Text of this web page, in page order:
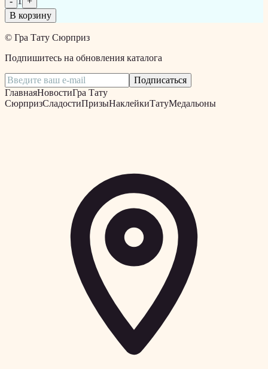
В корзину
© Гра Тату Сюрприз
Подпишитесь на обновления каталога
Подписаться
ГлавнаяНовостиГра Тату
СюрпризСладостиПризыНаклейкиТатуМедальоны